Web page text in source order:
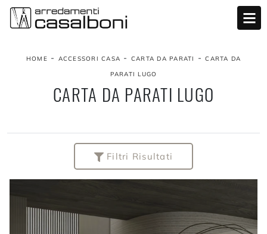
HOME - ACCESSORI CASA - CARTA DA PARATI -CARTA DA
PARATI LUGO
CARTA DA PARATI LUGO
Filtri Risultati